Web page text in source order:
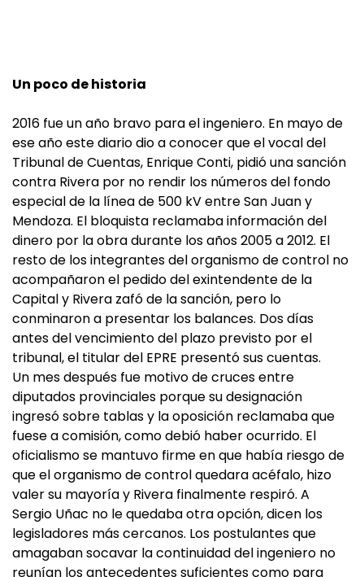
Un poco de historia
2016 fue un año bravo para el ingeniero. En mayo de
ese año este diario dio a conocer que el vocal del
Tribunal de Cuentas, Enrique Conti, pidió una sanción
contra Rivera por no rendir los números del fondo
especial de la línea de 500 kV entre San Juan y
Mendoza. El bloquista reclamaba información del
dinero por la obra durante los años 2005 a 2012. El
resto de los integrantes del organismo de control no
acompañaron el pedido del exintendente de la
Capital y Rivera zafó de la sanción, pero lo
conminaron a presentar los balances. Dos días
antes del vencimiento del plazo previsto por el
tribunal, el titular del EPRE presentó sus cuentas.
Un mes después fue motivo de cruces entre
diputados provinciales porque su designación
ingresó sobre tablas y la oposición reclamaba que
fuese a comisión, como debió haber ocurrido. El
oficialismo se mantuvo firme en que había riesgo de
que el organismo de control quedara acéfalo, hizo
valer su mayoría y Rivera finalmente respiró. A
Sergio Uñac no le quedaba otra opción, dicen los
legisladores más cercanos. Los postulantes que
amagaban socavar la continuidad del ingeniero no
reunían los antecedentes suficientes como para